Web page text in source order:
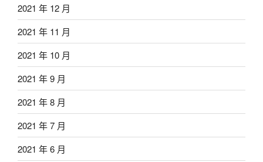
2021 年 12 月
2021 年 11 月
2021 年 10 月
2021 年 9 月
2021 年 8 月
2021 年 7 月
2021 年 6 月